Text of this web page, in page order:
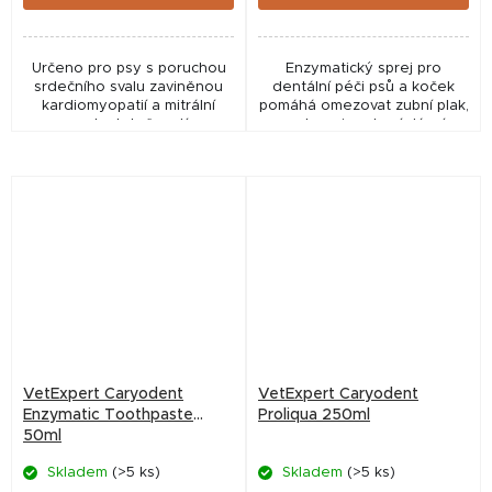
Určeno pro psy s poruchou
srdečního svalu zaviněnou
kardiomyopatií a mitrální
Enzymatický sprej pro
dentální péči psů a koček
pomáhá omezovat zubní plak,
VetExpert Caryodent
Enzymatic Toothpaste
50ml
Skladem (>5 ks)
VetExpert Caryodent
Proliqua 250ml
Skladem (>5 ks)